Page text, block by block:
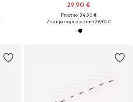
29,90 €
Prvotno: 34,90 €
Zadnja najnižja cena29,90 €